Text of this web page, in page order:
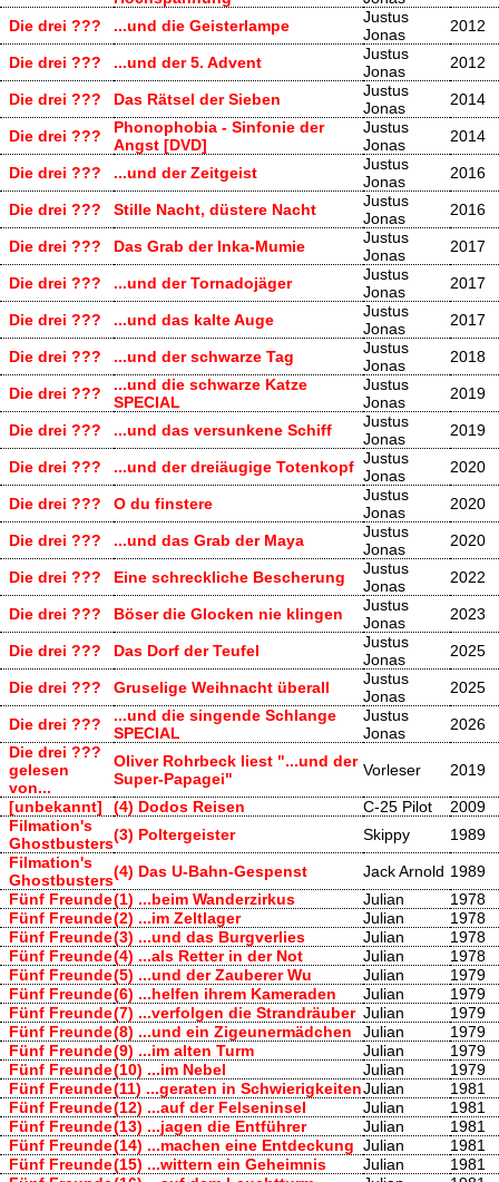
Die drei ??? ...und die Geisterlampe
Justus
Jonas
2012
Die drei ??? ...und der 5. Advent
Justus
Jonas
2012
Die drei ??? Das Rätsel der Sieben
Justus
Jonas
2014
Die drei ???
Phonophobia - Sinfonie der
Angst [DVD]
Justus
Jonas
2014
Die drei ??? ...und der Zeitgeist
Justus
Jonas
2016
Die drei ??? Stille Nacht, düstere Nacht
Justus
Jonas
2016
Die drei ??? Das Grab der Inka-Mumie
Justus
Jonas
2017
Die drei ??? ...und der Tornadojäger
Justus
Jonas
2017
Die drei ??? ...und das kalte Auge
Justus
Jonas
2017
Die drei ??? ...und der schwarze Tag
Justus
Jonas
2018
Die drei ???
...und die schwarze Katze
SPECIAL
Justus
Jonas
2019
Die drei ??? ...und das versunkene Schiff
Justus
Jonas
2019
Die drei ??? ...und der dreiäugige Totenkopf Justus
Jonas
2020
Die drei ??? O du finstere
Justus
Jonas
2020
Die drei ??? ...und das Grab der Maya
Justus
Jonas
2020
Die drei ??? Eine schreckliche Bescherung
Justus
Jonas
2022
Die drei ??? Böser die Glocken nie klingen
Justus
Jonas
2023
Die drei ??? Das Dorf der Teufel
Justus
Jonas
2025
Die drei ??? Gruselige Weihnacht überall
Justus
Jonas
2025
Die drei ???
...und die singende Schlange
SPECIAL
Justus
Jonas
2026
Die drei ???
gelesen
von...
Oliver Rohrbeck liest "...und der
Super-Papagei"
Vorleser 2019
[unbekannt] (4) Dodos Reisen C-25 Pilot
2009
Filmation's
Ghostbusters(3) Poltergeister Skippy
1989
Filmation's
Ghostbusters(4) Das U-Bahn-Gespenst Jack Arnold 1989
Fünf Freunde(1) ...beim Wanderzirkus Julian
1978
Fünf Freunde(2) ...im Zeltlager Julian
1978
Fünf Freunde(3) ...und das Burgverlies Julian
1978
Fünf Freunde(4) ...als Retter in der Not Julian
1978
Fünf Freunde(5) ...und der Zauberer Wu Julian
1979
Fünf Freunde(6) ...helfen ihrem Kameraden Julian
1979
Fünf Freunde(7) ...verfolgen die Strandräuber Julian
1979
Fünf Freunde(8) ...und ein Zigeunermädchen Julian
1979
Fünf Freunde(9) ...im alten Turm Julian
1979
Fünf Freunde(10) ...im Nebel Julian
1979
Fünf Freunde(11) ...geraten in SchwierigkeitenJulian
1981
Fünf Freunde(12) ...auf der Felseninsel Julian
1981
Fünf Freunde(13) ...jagen die Entführer Julian
1981
Fünf Freunde(14) ...machen eine Entdeckung Julian
1981
Fünf Freunde(15) ...wittern ein Geheimnis Julian
1981